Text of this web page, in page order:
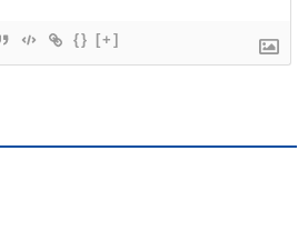
{} [+]